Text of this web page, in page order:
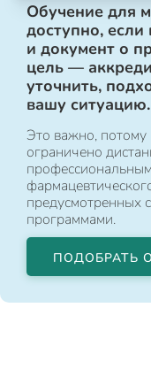
Обучение для
доступно,
и документ о
цель —
уточнить,
вашу ситуацию.
Это важно, потому
ограничено
предусмотренных
программами.
ПОДОБРАТЬ